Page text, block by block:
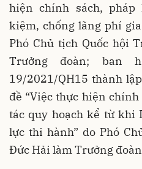
hiện chính sách,
kiệm, chống lãng phí
Phó Chủ tịch Quốc hội
Trưởng đoàn; ban
19/2021/QH15 thành
đề “Việc thực hiện
tác quy hoạch kể từ khi
lực thi hành” do Phó
Đức Hải làm Trưởng